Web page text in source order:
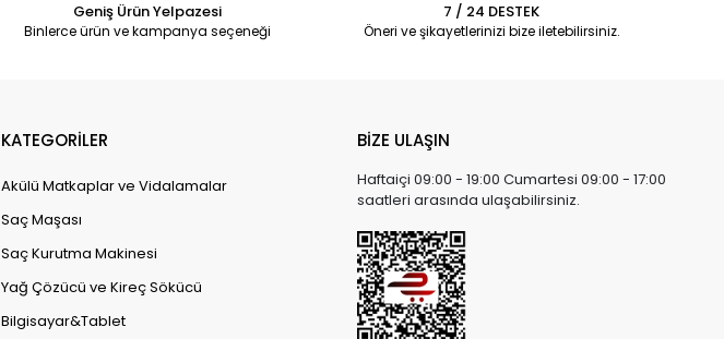
Geniş Ürün Yelpazesi
Binlerce ürün ve kampanya seçeneği
7 / 24 DESTEK
Öneri ve şikayetlerinizi bize iletebilirsiniz.
KATEGORİLER
Akülü Matkaplar ve Vidalamalar
Saç Maşası
Saç Kurutma Makinesi
Yağ Çözücü ve Kireç Sökücü
Bilgisayar&Tablet
BİZE ULAŞIN
Haftaiçi 09:00 - 19:00 Cumartesi 09:00 - 17:00
saatleri arasında ulaşabilirsiniz.